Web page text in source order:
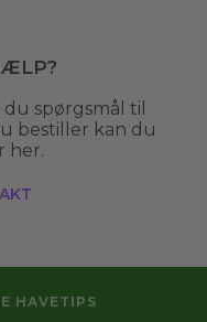
spørgsmål til
bestiller kan du
her.
HAVETIPS